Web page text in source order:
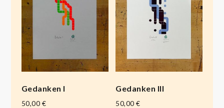
Gedanken I
50,00 €
Gedanken III
50,00€